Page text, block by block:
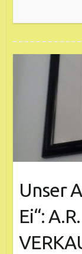
Unser
Ei“: